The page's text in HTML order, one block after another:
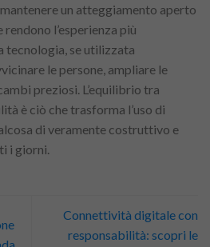
un atteggiamento aperto
l’esperienza più
tecnologia, se utilizzata
le persone, ampliare le
preziosi. L’equilibrio tra
è ciò che trasforma l’uso di
di veramente costruttivo e
i giorni.
Connettività digitale con
responsabilità: scopri le